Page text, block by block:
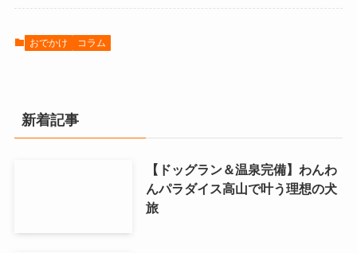
おでかけ コラム
新着記事
【ドッグラン＆温泉完備】わんわ
んパラダイス高山で叶う理想の犬
旅